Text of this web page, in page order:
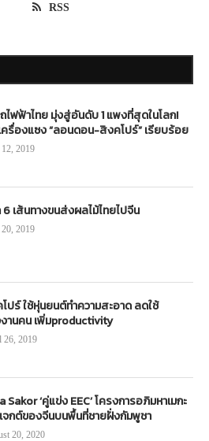
RSS
ไฟฟ้าไทย มุ่งสู่อันดับ 1 แพงที่สุดในโลก!
ครื่องแซง “ลอนดอน-สิงคโปร์” เรียบร้อย
12, 2019
6 เส้นทางขนส่งผลไม้ไทยไปจีน
20, 2019
ปร์ ใช้หุ่นยนต์ทำความสะอาด ลดใช้
านคน เพิ่มproductivity
26, 2019
Sakor ‘คู่แข่ง EEC’ โครงการอภิมหาเมกะ
จกต์ของจีนบนพื้นที่ชายฝั่งกัมพูชา
20, 2020